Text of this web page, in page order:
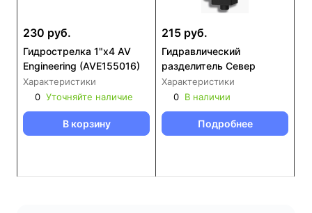
230 руб.
Гидрострелка 1"х4 AV
Engineering (AVE155016)
Характеристики
0 Уточняйте наличие
В корзину
215 руб.
Гидравлический
разделитель Север
Характеристики
0 В наличии
Подробнее